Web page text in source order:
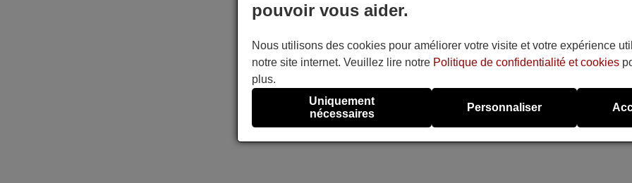
pouvoir vous aider.
Nous utilisons des cookies pour améliorer votre visite et votre expérience
notre site internet. Veuillez lire notre Politique de confidentialité et cookies
plus.
Uniquement
nécessaires
Personnaliser